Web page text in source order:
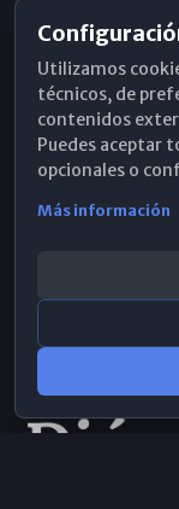
Horarios de Misa
Hemeroteca
WhatsApp
Utilizamos
técnicos, de
contenidos
Puedes aceptar
opcionales o
Más información